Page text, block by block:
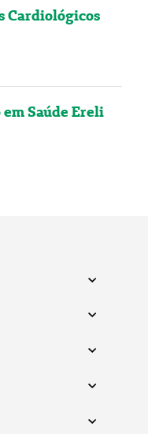
Cardiológicos
Saúde Ereli